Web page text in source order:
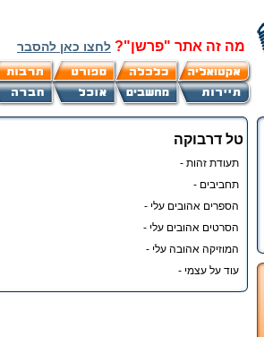
מה זה אתר "פרשן"? לחצו כאן להסבר
טל דרבוקה
תעודת זהות -
תחביבים -
הספרים אהובים עלי -
הסרטים אהובים עלי -
המוזיקה אהובה עלי -
עוד על עצמי -